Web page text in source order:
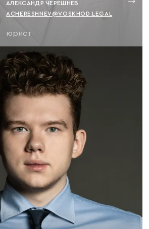
АЛЕКСАНДР ЧЕРЕШНЕВ
ACHERESHNEV@VOSKHOD.LEGAL
юрист